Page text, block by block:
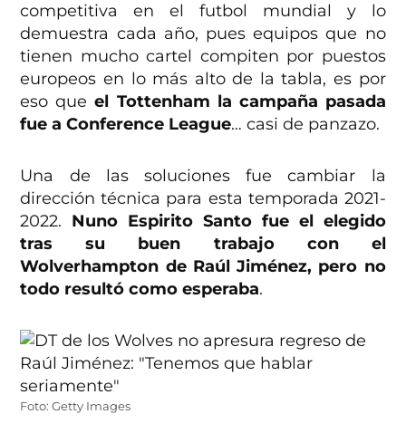
competitiva en el futbol mundial y lo
demuestra cada año, pues equipos que no
tienen mucho cartel compiten por puestos
europeos en lo más alto de la tabla, es por
eso queel Tottenham la campaña pasada
fue a Conference League… casi de panzazo.
Una de las soluciones fue cambiar la
dirección técnica para esta temporada 2021-
2022. Nuno Espirito Santo fue el elegido
tras su buen trabajo con el
Wolverhampton de Raúl Jiménez, pero no
todo resultó como esperaba.
Foto: Getty Images